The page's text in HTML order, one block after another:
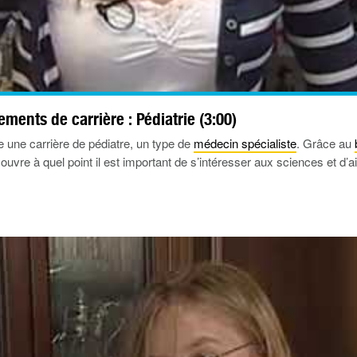
de carrière : Pédiatrie (3:00)
une carrière de pédiatre, un type de médecin spécialiste. Grâce au
à quel point il est important de s’intéresser aux sciences et